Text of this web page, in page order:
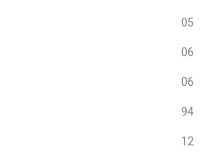
05
06
06
94
12